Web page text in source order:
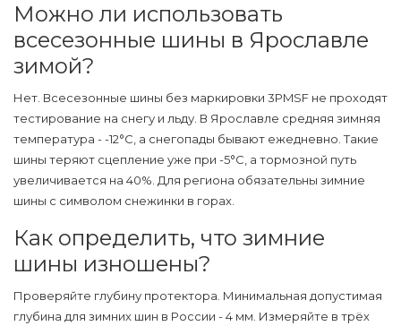
Можно ли использовать
всесезонные шины в Ярославле
зимой?
Нет. Всесезонные шины без маркировки 3PMSF не проходят
тестирование на снегу и льду. В Ярославле средняя зимняя
температура - -12°C, а снегопады бывают ежедневно. Такие
шины теряют сцепление уже при -5°C, а тормозной путь
увеличивается на 40%. Для региона обязательны зимние
шины с символом снежинки в горах.
Как определить, что зимние
шины изношены?
Проверяйте глубину протектора. Минимальная допустимая
глубина для зимних шин в России - 4 мм. Измеряйте в трёх